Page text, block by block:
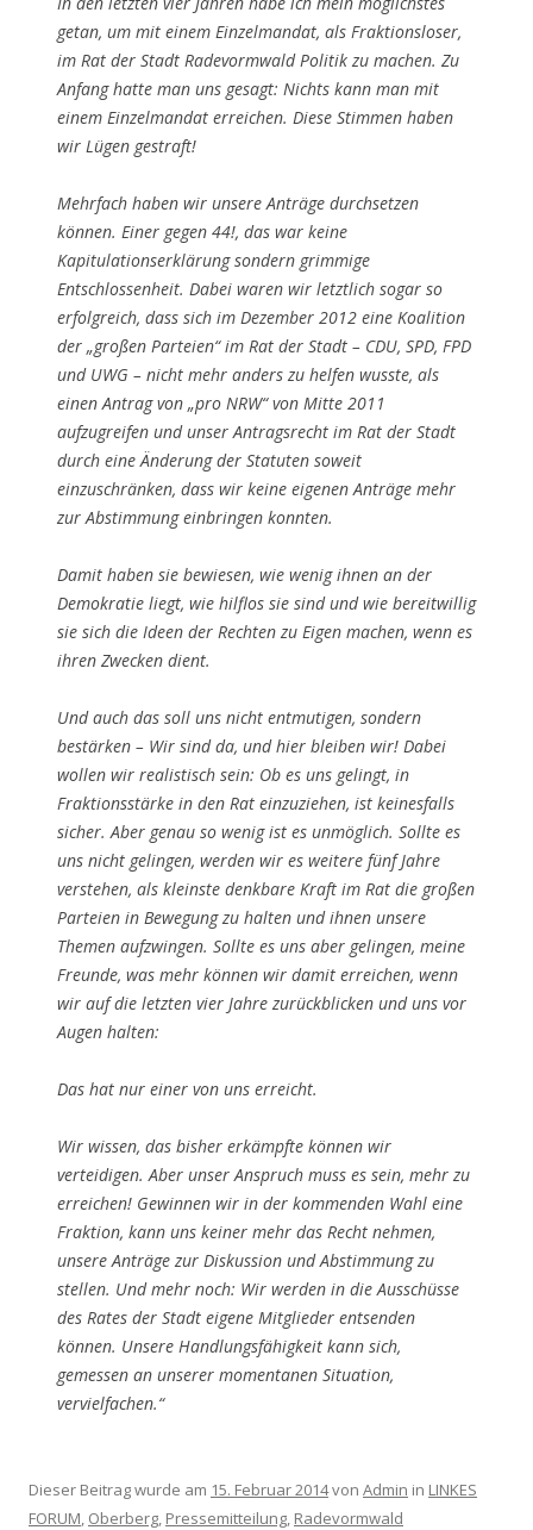
getan, um mit einem Einzelmandat, als Fraktionsloser,
im Rat der Stadt Radevormwald Politik zu machen. Zu
Anfang hatte man uns gesagt: Nichts kann man mit
einem Einzelmandat erreichen. Diese Stimmen haben
wir Lügen gestraft!
Mehrfach haben wir unsere Anträge durchsetzen
können. Einer gegen 44!, das war keine
Kapitulationserklärung sondern grimmige
Entschlossenheit. Dabei waren wir letztlich sogar so
erfolgreich, dass sich im Dezember 2012 eine Koalition
der „großen Parteien“ im Rat der Stadt – CDU, SPD, FPD
und UWG – nicht mehr anders zu helfen wusste, als
einen Antrag von „pro NRW“ von Mitte 2011
aufzugreifen und unser Antragsrecht im Rat der Stadt
durch eine Änderung der Statuten soweit
einzuschränken, dass wir keine eigenen Anträge mehr
zur Abstimmung einbringen konnten.
Damit haben sie bewiesen, wie wenig ihnen an der
Demokratie liegt, wie hilflos sie sind und wie bereitwillig
sie sich die Ideen der Rechten zu Eigen machen, wenn es
ihren Zwecken dient.
Und auch das soll uns nicht entmutigen, sondern
bestärken – Wir sind da, und hier bleiben wir! Dabei
wollen wir realistisch sein: Ob es uns gelingt, in
Fraktionsstärke in den Rat einzuziehen, ist keinesfalls
sicher. Aber genau so wenig ist es unmöglich. Sollte es
uns nicht gelingen, werden wir es weitere fünf Jahre
verstehen, als kleinste denkbare Kraft im Rat die großen
Parteien in Bewegung zu halten und ihnen unsere
Themen aufzwingen. Sollte es uns aber gelingen, meine
Freunde, was mehr können wir damit erreichen, wenn
wir auf die letzten vier Jahre zurückblicken und uns vor
Augen halten:
Das hat nur einer von uns erreicht.
Wir wissen, das bisher erkämpfte können wir
verteidigen. Aber unser Anspruch muss es sein, mehr zu
erreichen! Gewinnen wir in der kommenden Wahl eine
Fraktion, kann uns keiner mehr das Recht nehmen,
unsere Anträge zur Diskussion und Abstimmung zu
stellen. Und mehr noch: Wir werden in die Ausschüsse
des Rates der Stadt eigene Mitglieder entsenden
können. Unsere Handlungsfähigkeit kann sich,
gemessen an unserer momentanen Situation,
vervielfachen.“
Dieser Beitrag wurde am 15. Februar 2014von Admin in LINKES
FORUM, Oberberg, Pressemitteilung, Radevormwald